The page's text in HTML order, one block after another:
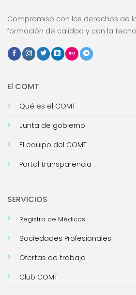
Compromiso con los derechos de
formación de calidad y con la
El COMT
Qué es el COMT
Junta de gobierno
El equipo del COMT
Portal transparencia
SERVICIOS
Registro de Médicos
Sociedades Profesionales
Ofertas de trabajo
Club COMT